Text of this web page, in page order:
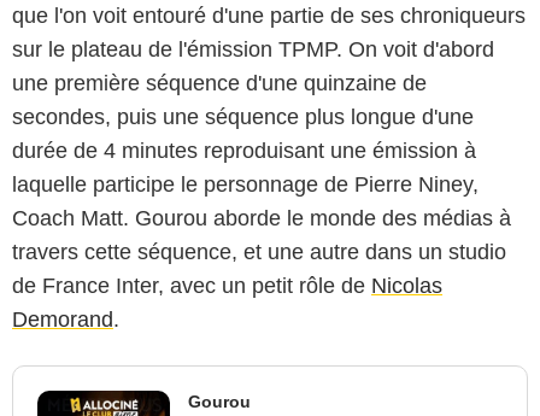
que l'on voit entouré d'une partie de ses chroniqueurs
sur le plateau de l'émission TPMP. On voit d'abord
une première séquence d'une quinzaine de
secondes, puis une séquence plus longue d'une
durée de 4 minutes reproduisant une émission à
laquelle participe le personnage de Pierre Niney,
Coach Matt. Gourou aborde le monde des médias à
travers cette séquence, et une autre dans un studio
de France Inter, avec un petit rôle de Nicolas
Demorand.
Gourou